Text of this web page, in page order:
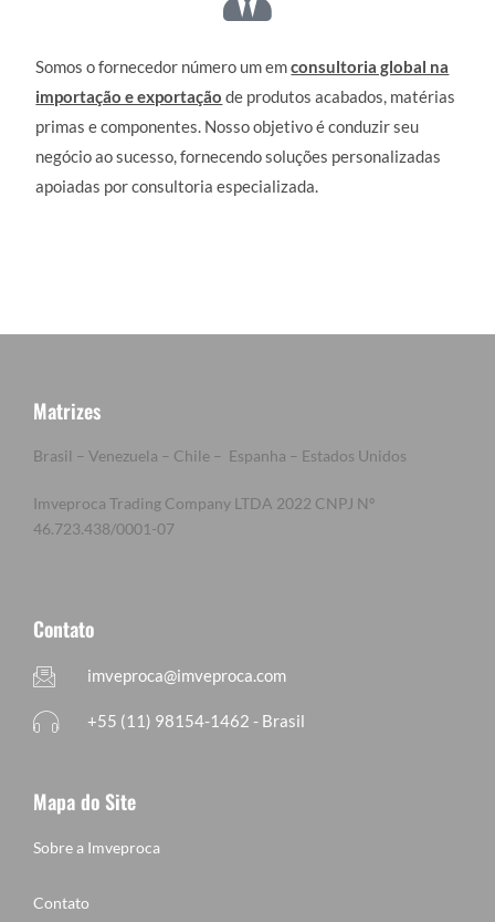
Somos o fornecedor número um emconsultoria global na
importação e exportação de produtos acabados, matérias
primas e componentes. Nosso objetivo é conduzir seu
negócio ao sucesso, fornecendo soluções personalizadas
apoiadas por consultoria especializada.
Matrizes
Brasil – Venezuela – Chile – Espanha – Estados Unidos
Imveproca Trading Company LTDA 2022 CNPJ Nº
46.723.438/0001-07
Contato
imveproca@imveproca.com
+55 (11) 98154-1462 - Brasil
Mapa do Site
Sobre a Imveproca
Contato